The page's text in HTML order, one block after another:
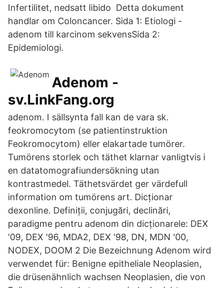
Infertilitet, nedsatt libido Detta dokument
handlar om Coloncancer. Sida 1: Etiologi -
adenom till karcinom sekvensSida 2:
Epidemiologi.
Adenom -
sv.LinkFang.org
adenom. I sällsynta fall kan de vara sk.
feokromocytom (se patientinstruktion
Feokromocytom) eller elakartade tumörer.
Tumörens storlek och täthet klarnar vanligtvis i
en datatomografiundersökning utan
kontrastmedel. Täthetsvärdet ger värdefull
information om tumörens art. Dicționar
dexonline. Definiții, conjugări, declinări,
paradigme pentru adenom din dicționarele: DEX
'09, DEX '96, MDA2, DEX '98, DN, MDN '00,
NODEX, DOOM 2 Die Bezeichnung Adenom wird
verwendet für: Benigne epitheliale Neoplasien,
die drüsenähnlich wachsen Neoplasien, die von